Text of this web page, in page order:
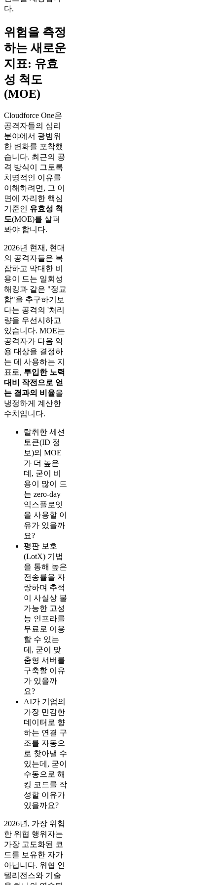
다.
위험을 측정
하는 새로운
지표: 유효
성 척도
(MOE)
Cloudforce One은
공격자들의 심리
분야에서 광범위
한 변화를 포착했
습니다. 최근의 공
격 방식이 그토록
치명적인 이유를
이해하려면, 그 이
면에 자리한 핵심
기준인 유효성 척
도(MOE)를 살펴
봐야 합니다.
2026년 현재, 현대
의 공격자들은 복
잡하고 막대한 비
용이 드는 일회성
해킹과 같은 "정교
함"을 추구하기보
다는 공격의 '처리
량을 우선시하고
있습니다. MOE는
공격자가 다음 악
용 대상을 결정하
는 데 사용하는 지
표로, 투입한 노력
대비 작전으로 얻
는 결과의 비율을
냉정하게 계산한
수치입니다.
탈취한 세션
토큰(ID 정
보)의 MOE
가 더 높은
데, 굳이 비
용이 많이 드
는 zero-day
익스플로잇
을 사용할 이
유가 있을까
요?
평판 보호
(LotX) 기법
을 통해 높은
전송률을 자
랑하며 추적
이 사실상 불
가능한 고성
능 인프라를
무료로 이용
할 수 있는
데, 굳이 맞
춤형 서버를
구축할 이유
가 있을까
요?
AI가 기업의
가장 민감한
데이터로 향
하는 연결 구
조를 자동으
로 찾아낼 수
있는데, 굳이
수동으로 해
킹 코드를 작
성할 이유가
있을까요?
2026년, 가장 위험
한 위협 행위자는
가장 고도화된 코
드를 보유한 자가
아닙니다. 위협 인
텔리전스와 기술